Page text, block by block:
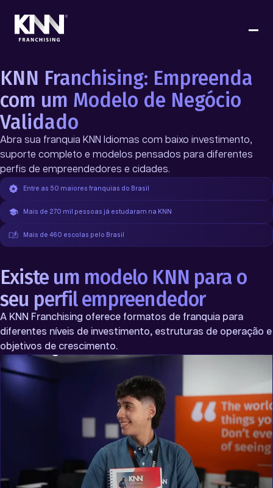
KNN Franchising: Empreenda
com um Modelo de Negócio
Validado
Abra sua franquia KNN Idiomas com baixo investimento,
suporte completo e modelos pensados para diferentes
perfis de empreendedores e cidades.
Entre as 50 maiores franquias do Brasil
Mais de 270 mil pessoas já estudaram na KNN
Mais de 460 escolas pelo Brasil
Existe um modelo KNN para o
seu perfil empreendedor
A KNN Franchising oferece formatos de franquia para
diferentes níveis de investimento, estruturas de operação e
objetivos de crescimento.